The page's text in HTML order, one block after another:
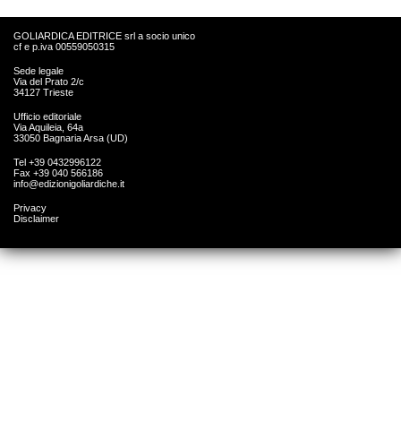
GOLIARDICA EDITRICE srl a socio unico
cf e p.iva 00559050315
Sede legale
Via del Prato 2/c
34127 Trieste
Ufficio editoriale
Via Aquileia, 64a
33050 Bagnaria Arsa (UD)
Tel +39 0432996122
Fax +39 040 566186
info@edizionigoliardiche.it
Privacy
Disclaimer